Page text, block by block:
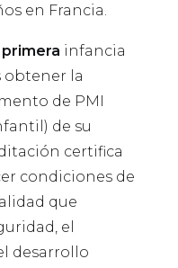
en Francia.
primera infancia
obtener la
de PMI
de su
certifica
condiciones de
que
el
desarrollo